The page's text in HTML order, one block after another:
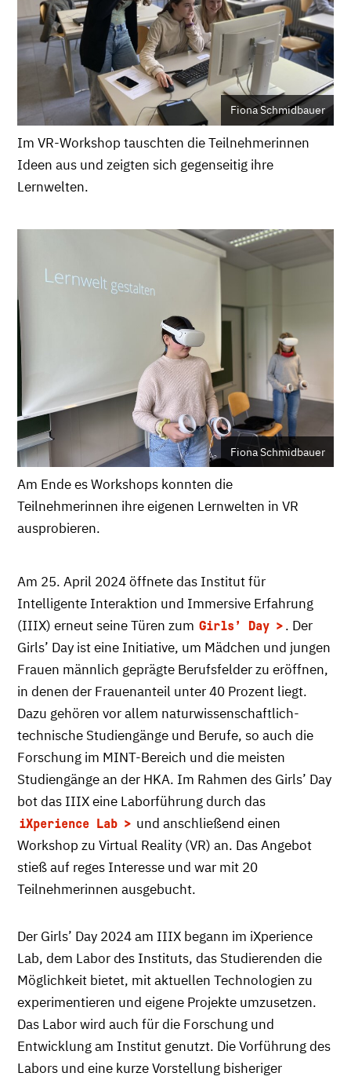
Fiona Schmidbauer
Im VR-Workshop tauschten die Teilnehmerinnen
Ideen aus und zeigten sich gegenseitig ihre
Lernwelten.
Fiona Schmidbauer
Am Ende es Workshops konnten die
Teilnehmerinnen ihre eigenen Lernwelten in VR
ausprobieren.
Am 25. April 2024 öffnete das Institut für
Intelligente Interaktion und Immersive Erfahrung
(IIIX) erneut seine Türen zum Girls’ Day
. Der
Girls’ Day ist eine Initiative, um Mädchen und jungen
Frauen männlich geprägte Berufsfelder zu eröffnen,
in denen der Frauenanteil unter 40 Prozent liegt.
Dazu gehören vor allem naturwissenschaftlich-
technische Studiengänge und Berufe, so auch die
Forschung im MINT-Bereich und die meisten
Studiengänge an der HKA. Im Rahmen des Girls’ Day
bot das IIIX eine Laborführung durch das
iXperience Lab
und anschließend einen
Workshop zu Virtual Reality (VR) an. Das Angebot
stieß auf reges Interesse und war mit 20
Teilnehmerinnen ausgebucht.
Der Girls’ Day 2024 am IIIX begann im iXperience
Lab, dem Labor des Instituts, das Studierenden die
Möglichkeit bietet, mit aktuellen Technologien zu
experimentieren und eigene Projekte umzusetzen.
Das Labor wird auch für die Forschung und
Entwicklung am Institut genutzt. Die Vorführung des
Labors und eine kurze Vorstellung bisheriger